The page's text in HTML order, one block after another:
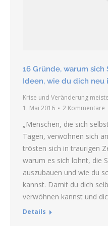
16 Gründe, warum
Ideen, wie du dich
Krise und Veränderung
1. Mai 2016
2 Kommentare
„Menschen, die sich
Tagen, verwöhnen sich
trösten sich in traurigen
warum es sich lohnt, die
auszubauen und wie du
kannst. Damit du dich
verwöhnen kannst und
Details